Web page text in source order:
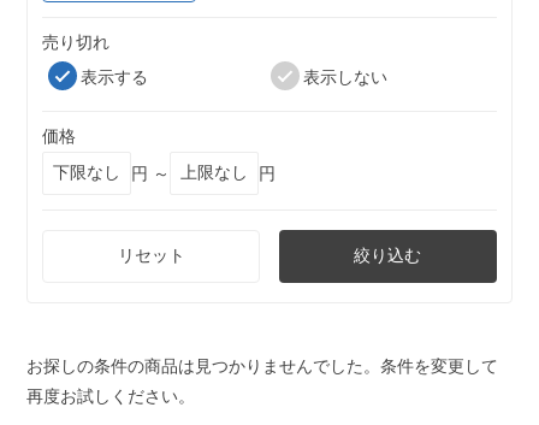
売り切れ
表示する
表示しない
価格
円 ～
円
リセット 絞り込む
お探しの条件の商品は見つかりませんでした。条件を変更して
再度お試しください。